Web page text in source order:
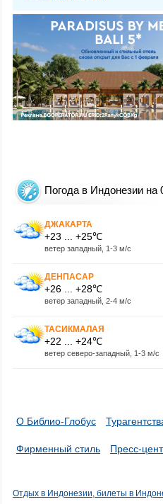
Погода в Индонезии на
ДЖАКАРТА
+23 ... +25℃
ветер западный, 1-3 м/с
ДЕНПАСАР
+26 ... +28℃
ветер западный, 2-4 м/с
ТАСИКМАЛАЯ
+22 ... +24℃
ветер северо-западный, 1-3 м/с
О Библио-Глобус
Фирменный стиль Пресс-
Отдых в Индонезии, билеты в